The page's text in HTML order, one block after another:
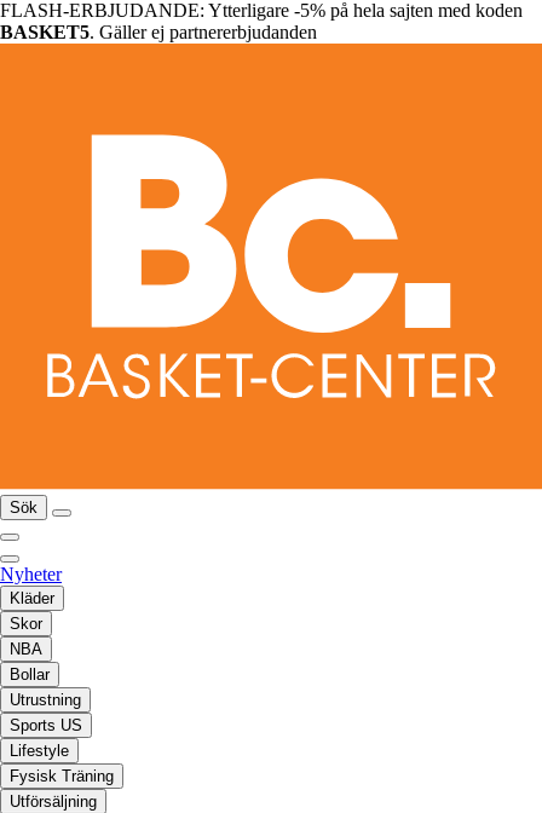
FLASH-ERBJUDANDE: Ytterligare -5% på hela sajten med koden
BASKET5. Gäller ej partnererbjudanden
Sök
Nyheter
Kläder
Skor
NBA
Bollar
Utrustning
Sports US
Lifestyle
Fysisk Träning
Utförsäljning